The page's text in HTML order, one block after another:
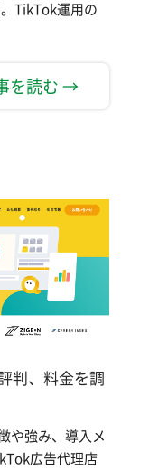
TikTok運用の
を読む →
判、料金を調
や強み、導入メ
広告代理店